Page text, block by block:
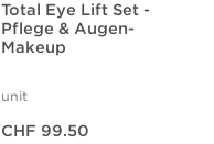
Total Eye Lift Set -
Pflege & Augen-
Makeup
unit
CHF 99.50